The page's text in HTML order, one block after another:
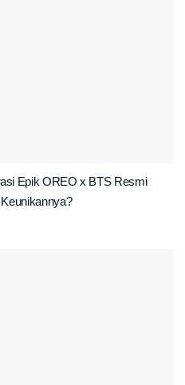
Epik OREO x BTS Resmi